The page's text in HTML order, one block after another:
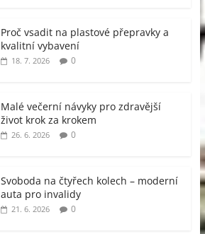
Proč vsadit na plastové přepravky a
kvalitní vybavení
18. 7. 2026 0
Malé večerní návyky pro zdravější
život krok za krokem
26. 6. 2026 0
Svoboda na čtyřech kolech – moderní
auta pro invalidy
21. 6. 2026 0